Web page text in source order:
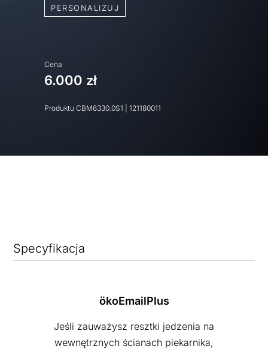
PERSONALIZUJ
Cena
6.000 zł
Produktu CBM6330.0S1 121180011
Specyfikacja
ökoEmailPlus
Jeśli zauważysz resztki jedzenia na
wewnętrznych ścianach piekarnika,